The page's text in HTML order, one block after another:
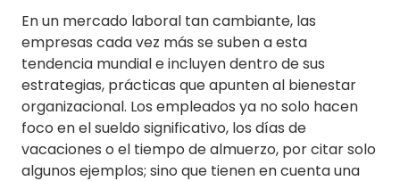
En un mercado laboral tan cambiante, las
empresas cada vez más se suben a esta
tendencia mundial e incluyen dentro de sus
estrategias, prácticas que apunten al bienestar
organizacional. Los empleados ya no solo hacen
foco en el sueldo significativo, los días de
vacaciones o el tiempo de almuerzo, por citar solo
algunos ejemplos; sino que tienen en cuenta una